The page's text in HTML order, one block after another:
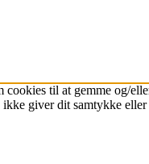
til at gemme og/
giver dit samtykke